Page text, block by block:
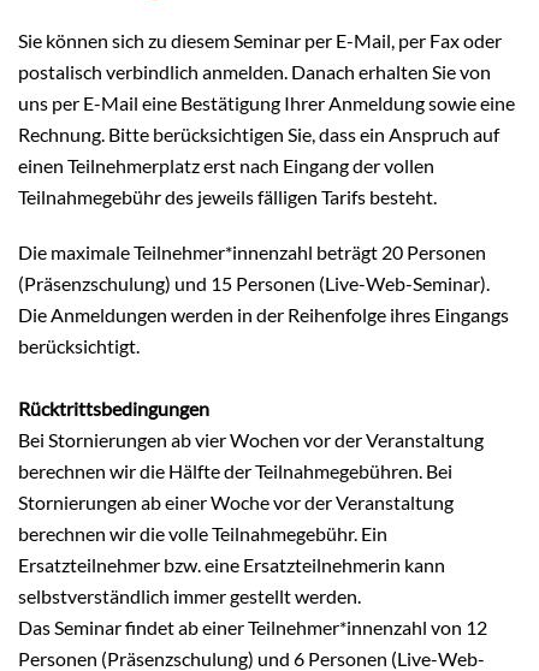
Sie können sich zu diesem Seminar per E-Mail, per Fax oder
postalisch verbindlich anmelden. Danach erhalten Sie von
uns per E-Mail eine Bestätigung Ihrer Anmeldung sowie eine
Rechnung. Bitte berücksichtigen Sie, dass ein Anspruch auf
einen Teilnehmerplatz erst nach Eingang der vollen
Teilnahmegebühr des jeweils fälligen Tarifs besteht.
Die maximale Teilnehmer*innenzahl beträgt 20 Personen
(Präsenzschulung) und 15 Personen (Live-Web-Seminar).
Die Anmeldungen werden in der Reihenfolge ihres Eingangs
berücksichtigt.
Rücktrittsbedingungen
Bei Stornierungen ab vier Wochen vor der Veranstaltung
berechnen wir die Hälfte der Teilnahmegebühren. Bei
Stornierungen ab einer Woche vor der Veranstaltung
berechnen wir die volle Teilnahmegebühr. Ein
Ersatzteilnehmer bzw. eine Ersatzteilnehmerin kann
selbstverständlich immer gestellt werden.
Das Seminar findet ab einer Teilnehmer*innenzahl von 12
Personen (Präsenzschulung) und 6 Personen (Live-Web-